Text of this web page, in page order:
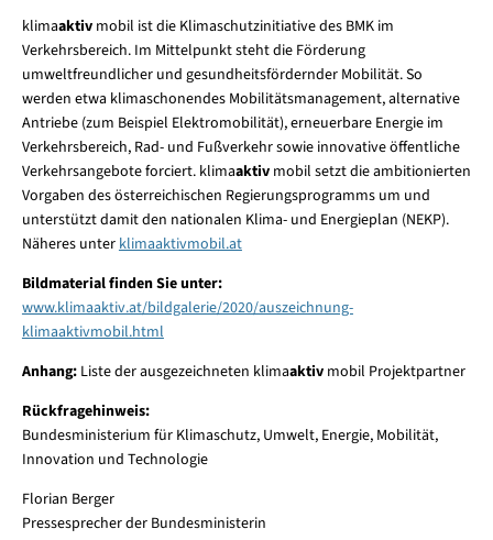
klimaaktiv mobil ist die Klimaschutzinitiative des BMK im
Verkehrsbereich. Im Mittelpunkt steht die Förderung
umweltfreundlicher und gesundheitsfördernder Mobilität. So
werden etwa klimaschonendes Mobilitätsmanagement, alternative
Antriebe (zum Beispiel Elektromobilität), erneuerbare Energie im
Verkehrsbereich, Rad- und Fußverkehr sowie innovative öffentliche
Verkehrsangebote forciert. klimaaktiv mobil setzt die ambitionierten
Vorgaben des österreichischen Regierungsprogramms um und
unterstützt damit den nationalen Klima- und Energieplan (NEKP).
Näheres unterklimaaktivmobil.at
Bildmaterial finden Sie unter:
www.klimaaktiv.at/bildgalerie/2020/auszeichnung-
klimaaktivmobil.html
Anhang:Liste der ausgezeichneten klimaaktiv mobil Projektpartner
Rückfragehinweis:
Bundesministerium für Klimaschutz, Umwelt, Energie, Mobilität,
Innovation und Technologie
Florian Berger
Pressesprecher der Bundesministerin